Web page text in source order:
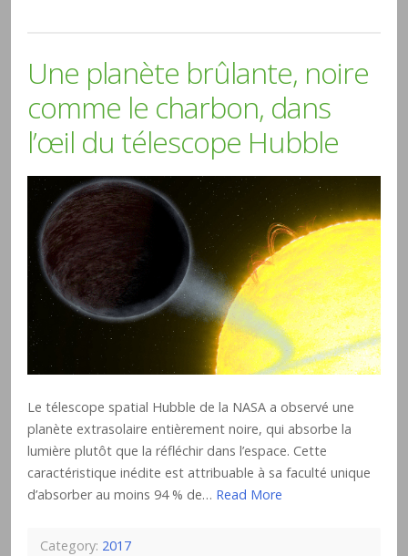
Une planète brûlante, noire
comme le charbon, dans
l’œil du télescope Hubble
Le télescope spatial Hubble de la NASA a observé une
planète extrasolaire entièrement noire, qui absorbe la
lumière plutôt que la réfléchir dans l’espace. Cette
caractéristique inédite est attribuable à sa faculté unique
d’absorber au moins 94 % de… Read More
Category: 2017